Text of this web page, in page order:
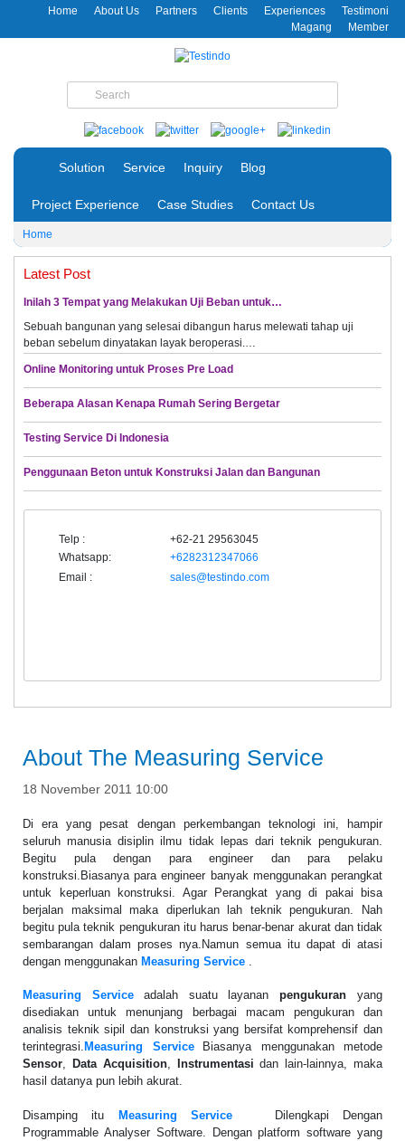
Home About Us Partners Clients Experiences
Testimoni
Magang
Member
Solution Service Inquiry Blog
Project Experience Case Studies Contact Us
Home
Latest Post
Inilah 3 Tempat yang Melakukan Uji Beban untuk…
Sebuah bangunan yang selesai dibangun harus melewati tahap uji
beban sebelum dinyatakan layak beroperasi.…
Online Monitoring untuk Proses Pre Load
Beberapa Alasan Kenapa Rumah Sering Bergetar
Testing Service Di Indonesia
Penggunaan Beton untuk Konstruksi Jalan dan Bangunan
Telp :
+62-21 29563045
Whatsapp:
+6282312347066
Email :
sales@testindo.com
About The Measuring Service
18 November 2011 10:00
Di era yang pesat dengan perkembangan teknologi ini, hampir
seluruh manusia disiplin ilmu tidak lepas dari teknik pengukuran.
Begitu pula dengan para engineer dan para pelaku
konstruksi.Biasanya para engineer banyak menggunakan perangkat
untuk keperluan konstruksi. Agar Perangkat yang di pakai bisa
berjalan maksimal maka diperlukan lah teknik pengukuran. Nah
begitu pula teknik pengukuran itu harus benar-benar akurat dan tidak
sembarangan dalam proses nya.Namun semua itu dapat di atasi
dengan menggunakan Measuring Service
Measuring Service adalah suatu layananpengukuran yang
disediakan untuk menunjang berbagai macam pengukuran dan
analisis teknik sipil dan konstruksi yang bersifat komprehensif dan
terintegrasi. Measuring Service
Biasanya menggunakan metode
Sensor
Data Acquisition, Instrumentasi dan lain-lainnya, maka
hasil datanya pun lebih akurat.
Disamping itu Measuring Service
Dilengkapi Dengan
Programmable Analyser Software. Dengan platform software yang